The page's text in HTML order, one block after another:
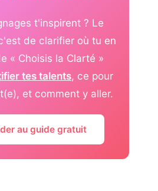
t'inspirent ? Le
de clarifier où tu en
« Choisis la Clarté »
tes talents, ce pour
et comment y aller.
au guide gratuit